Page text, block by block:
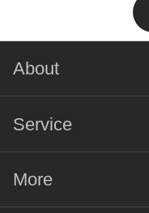
About
Service
More